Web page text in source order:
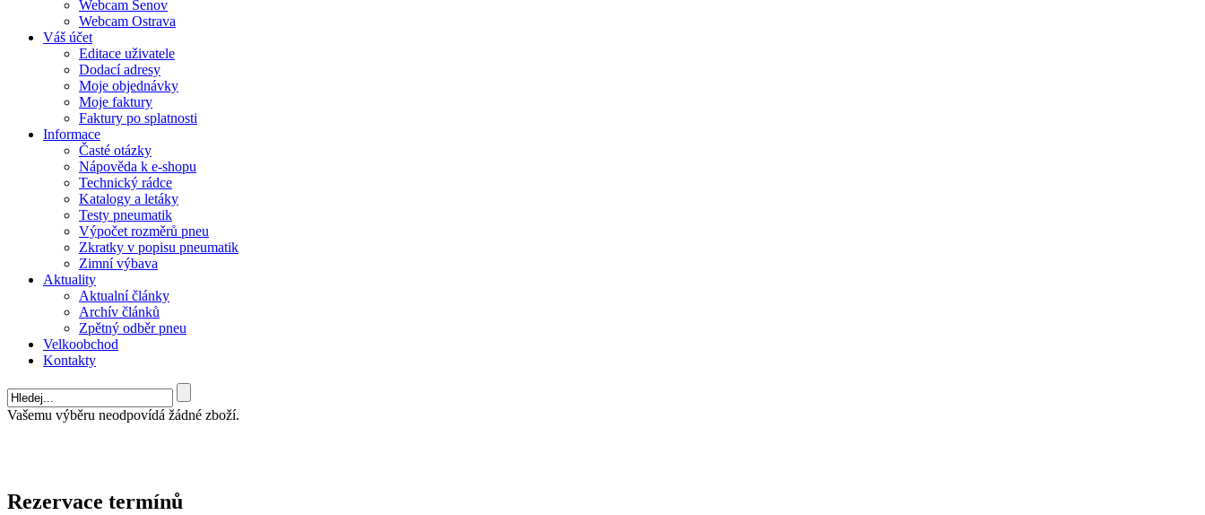
Webcam Šenov
Webcam Ostrava
Váš účet
Editace uživatele
Dodací adresy
Moje objednávky
Moje faktury
Faktury po splatnosti
Informace
Časté otázky
Nápověda k e-shopu
Technický rádce
Katalogy a letáky
Testy pneumatik
Výpočet rozměrů pneu
Zkratky v popisu pneumatik
Zimní výbava
Aktuality
Aktualní články
Archív článků
Zpětný odběr pneu
Velkoobchod
Kontakty
Vašemu výběru neodpovídá žádné zboží.
Rezervace termínů